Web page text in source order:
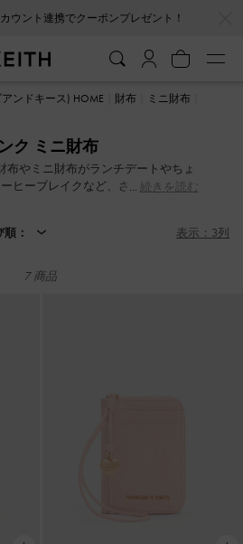
ウント連携でクーポンプレゼント！
ウント連携でクーポンプレゼント！
アンドキース) HOME 財布
ミニ財布
ク ミニ財布
布やミニ財布がランチデートやちょ
ヒーブレイクなど、さまざまなシ
いやすいコンパクトな設計など、
特別な場面にも活躍するアイテム
続きを読む
順： 表示：3列
7 商品